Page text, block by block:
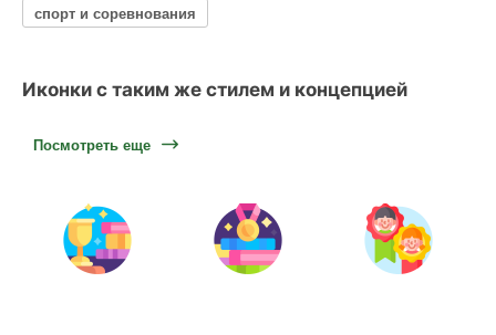
спорт и соревнования
Иконки с таким же стилем и концепцией
Посмотреть еще